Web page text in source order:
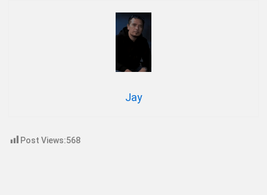
Jay
Post Views:568